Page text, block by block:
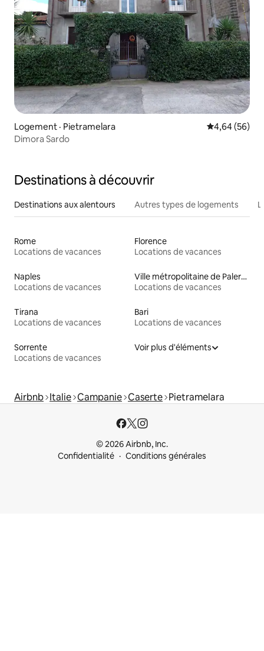
Logement · Pietramelara Note
4,64 (56)
Dimora Sardo
Destinations à découvrir
Destinations aux alentours Autres types de logements
Rome
Locations de vacances
Florence
Locations de vacances
Naples
Locations de vacances
Ville métropolitaine de Palerme
Locations de vacances
Tirana
Locations de vacances
Bari
Locations de vacances
Sorrente
Locations de vacances
Voir plus d'éléments
Airbnb Italie Campanie Caserte Pietramelara
© 2026 Airbnb, Inc.
Confidentialité
Conditions générales